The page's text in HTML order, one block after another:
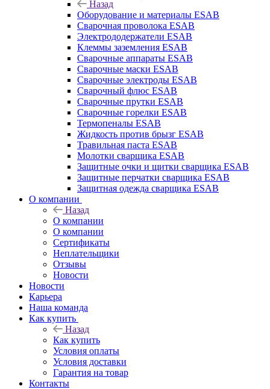
Назад
Оборудование и материалы ESAB
Сварочная проволока ESAB
Электрододержатели ESAB
Клеммы заземления ESAB
Сварочные аппараты ESAB
Сварочные маски ESAB
Сварочные электроды ESAB
Сварочный флюс ESAB
Сварочные прутки ESAB
Сварочные горелки ESAB
Термопеналы ESAB
Жидкость против брызг ESAB
Травильная паста ESAB
Молотки сварщика ESAB
Защитные очки и щитки сварщика ESAB
Защитные перчатки сварщика ESAB
Защитная одежда сварщика ESAB
О компании
Назад
О компании
О компании
Сертификаты
Неплательщики
Отзывы
Новости
Новости
Карьера
Наша команда
Как купить
Назад
Как купить
Условия оплаты
Условия доставки
Гарантия на товар
Контакты